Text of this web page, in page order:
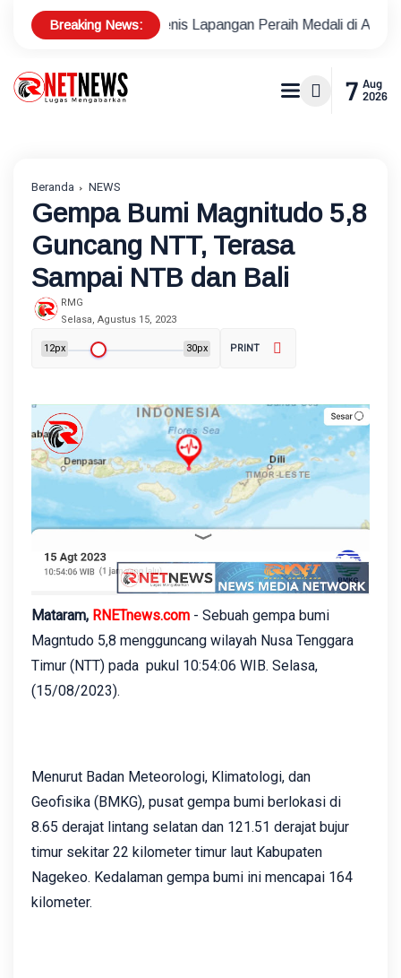
Breaking News:
Atlet Tenis Lapangan Peraih Medali di Ajang Porprov
7 Aug
2026
Beranda NEWS
Gempa Bumi Magnitudo 5,8
Guncang NTT, Terasa
Sampai NTB dan Bali
RMG
Selasa, Agustus 15, 2023
12px 30px PRINT
Mataram, RNETnews.com - Sebuah gempa bumi
Magntudo 5,8 mengguncang wilayah Nusa Tenggara
Timur (NTT) pada pukul 10:54:06 WIB. Selasa,
(15/08/2023).
Menurut Badan Meteorologi, Klimatologi, dan
Geofisika (BMKG), pusat gempa bumi berlokasi di
8.65 derajat lintang selatan dan 121.51 derajat bujur
timur sekitar 22 kilometer timur laut Kabupaten
Nagekeo. Kedalaman gempa bumi ini mencapai 164
kilometer.